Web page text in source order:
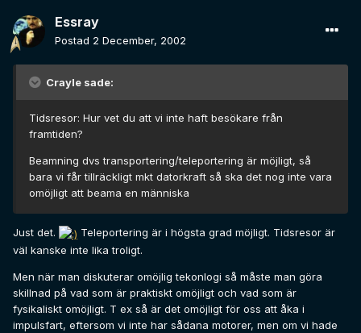
Essray
Postad 2 December, 2002
Crayle sade:
Tidsresor: Hur vet du att vi inte haft besökare från
framtiden?
Beamning dvs transportering/teleportering är möjligt, så
bara vi får tillräckligt mkt datorkraft så ska det nog inte vara
omöjligt att beama en människa
Just det.
Teleportering är i högsta grad möjligt. Tidsresor är
väl kanske inte lika troligt.
Men när man diskuterar omöjlig tekonlogi så måste man göra
skillnad på vad som är praktiskt omöjligt och vad som är
fysikaliskt omöjligt. T ex så är det omöjligt för oss att åka i
impulsfart, eftersom vi inte har sådana motorer, men om vi hade